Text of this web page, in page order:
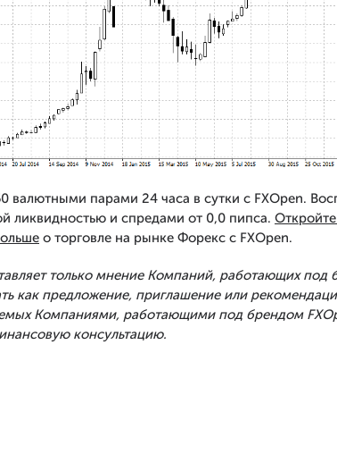
валютными парами 24 часа в сутки с FXOpen.
ликвидностью и спредами от 0,0 пипса.
о торговле на рынке Форекс с FXOpen.
только мнение Компаний, работающих под
как предложение, приглашение или
Компаниями, работающими под брендом
консультацию.